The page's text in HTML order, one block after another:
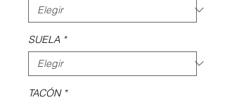
SUELA *
TACÓN *